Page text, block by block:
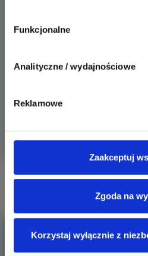
Funkcjonalne
Analityczne / wydajnościowe
Reklamowe
Zaakceptuj
Zgoda na
Korzystaj wyłącznie z
0 0
Czytaj także:
Ile można zaoszczędzić
tradycyjną ża